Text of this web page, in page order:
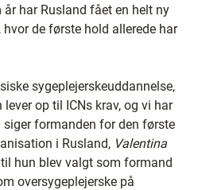
har Rusland fået en helt ny
de første hold allerede har
sygeplejerskeuddannelse,
op til ICNs krav, og vi har
siger formanden for den første
i Rusland, Valentina
hun blev valgt som formand
oversygeplejerske på